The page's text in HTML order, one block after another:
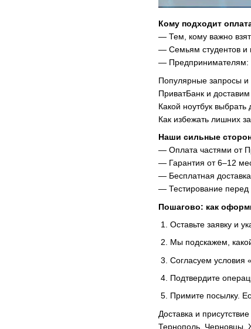
Кому подходит
— Тем, кому важно
— Семьям студентов и
— Предпринимателям:
Популярные запросы и
ПриватБанк и доставим
Какой ноутбук
Как избежать лишних
Наши сильные
— Оплата частями от
— Гарантия от 6–12
— Бесплатная
— Тестирование перед
Пошагово: как
Оставьте заявку и
Мы подскажем,
Согласуем условия
Подтвердите
Примите посылку.
Доставка и
Тернополь, Черновцы,